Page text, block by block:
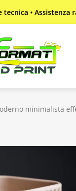
• Assistenza
minimalista